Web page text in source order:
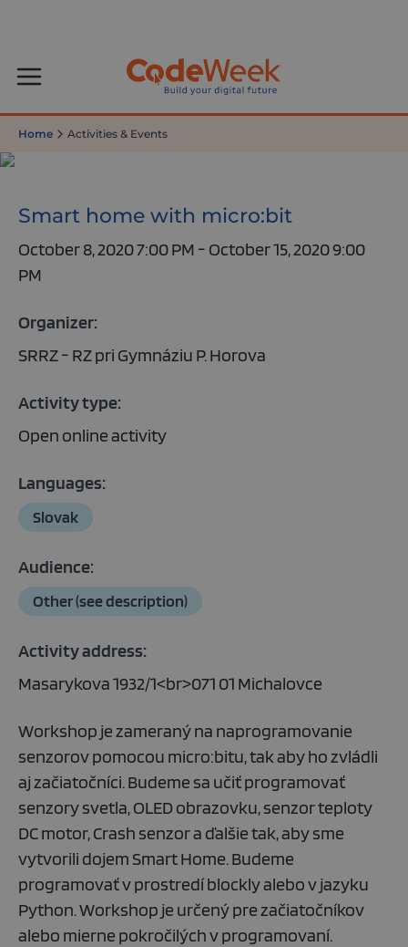
Home Activities & Events
Smart home with micro:bit
October 8, 2020 7:00 PM - October 15, 2020 9:00
PM
Organizer:
SRRZ - RZ pri Gymnáziu P. Horova
Activity type:
Open online activity
Languages:
Slovak
Audience:
Other (see description)
Activity address:
Masarykova 1932/1<br>071 01 Michalovce
Workshop je zameraný na naprogramovanie
senzorov pomocou micro:bitu, tak aby ho zvládli
aj začiatočníci. Budeme sa učiť programovať
senzory svetla, OLED obrazovku, senzor teploty
DC motor, Crash senzor a ďalšie tak, aby sme
vytvorili dojem Smart Home. Budeme
programovať v prostredí blockly alebo v jazyku
Python. Workshop je určený pre začiatočníkov
alebo mierne pokročilých v programovaní.